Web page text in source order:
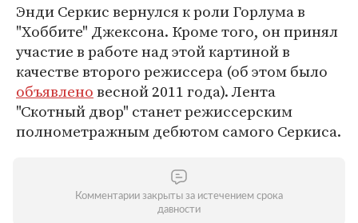
Энди Серкис вернулся к роли Горлума в
"Хоббите" Джексона. Кроме того, он принял
участие в работе над этой картиной в
качестве второго режиссера (об этом было
объявленовесной 2011 года). Лента
"Скотный двор" станет режиссерским
полнометражным дебютом самого Серкиса.
Комментарии закрыты за истечением срока
давности